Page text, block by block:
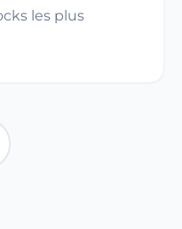
les plus